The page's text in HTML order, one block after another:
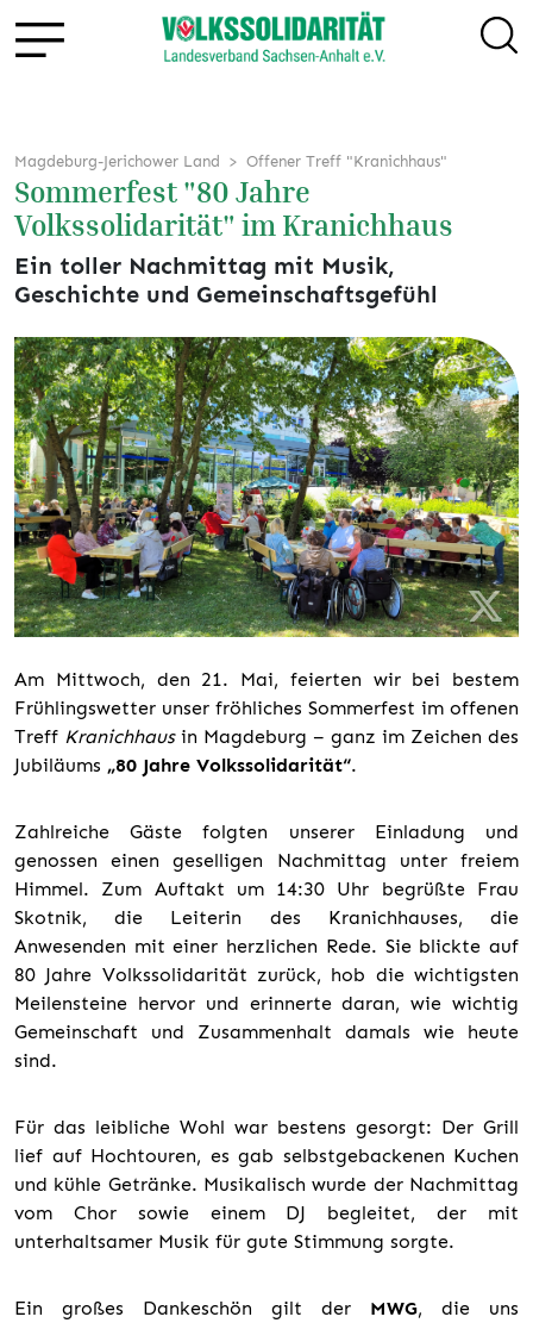
Magdeburg-Jerichower Land Offener Treff "Kranichhaus"
Sommerfest "80 Jahre
Volkssolidarität" im Kranichhaus
Ein toller Nachmittag mit Musik,
Geschichte und Gemeinschaftsgefühl
Am Mittwoch, den 21. Mai, feierten wir bei bestem
Frühlingswetter unser fröhliches Sommerfest im offenen
Treff Kranichhausin Magdeburg – ganz im Zeichen des
Jubiläums „80 Jahre Volkssolidarität“.
Zahlreiche Gäste folgten unserer Einladung und
genossen einen geselligen Nachmittag unter freiem
Himmel. Zum Auftakt um 14:30 Uhr begrüßte Frau
Skotnik, die Leiterin des Kranichhauses, die
Anwesenden mit einer herzlichen Rede. Sie blickte auf
80 Jahre Volkssolidarität zurück, hob die wichtigsten
Meilensteine hervor und erinnerte daran, wie wichtig
Gemeinschaft und Zusammenhalt damals wie heute
sind.
Für das leibliche Wohl war bestens gesorgt: Der Grill
lief auf Hochtouren, es gab selbstgebackenen Kuchen
und kühle Getränke. Musikalisch wurde der Nachmittag
vom Chor sowie einem DJ begleitet, der mit
unterhaltsamer Musik für gute Stimmung sorgte.
Ein großes Dankeschön gilt der MWG, die uns